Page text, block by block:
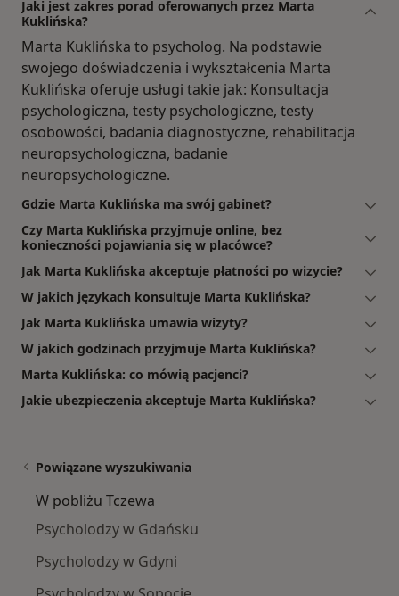
Jaki jest zakres porad oferowanych przez Marta
Kuklińska?
Marta Kuklińska to psycholog. Na podstawie
swojego doświadczenia i wykształcenia Marta
Kuklińska oferuje usługi takie jak: Konsultacja
psychologiczna, testy psychologiczne, testy
osobowości, badania diagnostyczne, rehabilitacja
neuropsychologiczna, badanie
neuropsychologiczne.
Gdzie Marta Kuklińska ma swój gabinet?
Czy Marta Kuklińska przyjmuje online, bez
konieczności pojawiania się w placówce?
Jak Marta Kuklińska akceptuje płatności po wizycie?
W jakich językach konsultuje Marta Kuklińska?
Jak Marta Kuklińska umawia wizyty?
W jakich godzinach przyjmuje Marta Kuklińska?
Marta Kuklińska: co mówią pacjenci?
Jakie ubezpieczenia akceptuje Marta Kuklińska?
Powiązane wyszukiwania
W pobliżu Tczewa
Psycholodzy w Gdańsku
Psycholodzy w Gdyni